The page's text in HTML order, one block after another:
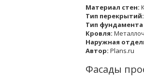
Материал стен:
Тип перекрытий:
Тип фундамента
Кровля:
Наружная
Автор: Plans.ru
Фасады